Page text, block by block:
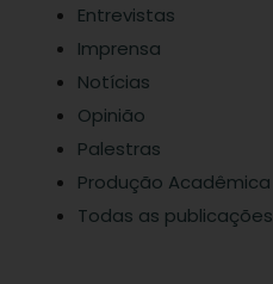
Entrevistas
Imprensa
Notícias
Opinião
Palestras
Produção Acadêmica
Todas as publicações